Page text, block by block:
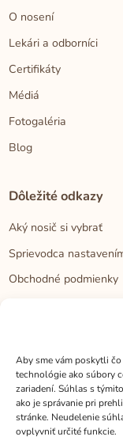
Aby sme vám poskytli
technológie ako súbory
zariadení. Súhlas s
ako je správanie pri
stránke. Neudelenie
ovplyvniť určité funkcie.
O nosení
Lekári a odborníci
Certifikáty
Médiá
Fotogaléria
Blog
Dôležité odkazy
Aký nosič si vybrať
Sprievodca
Obchodné podmienky
Cookies
Kontakt
Kontakt